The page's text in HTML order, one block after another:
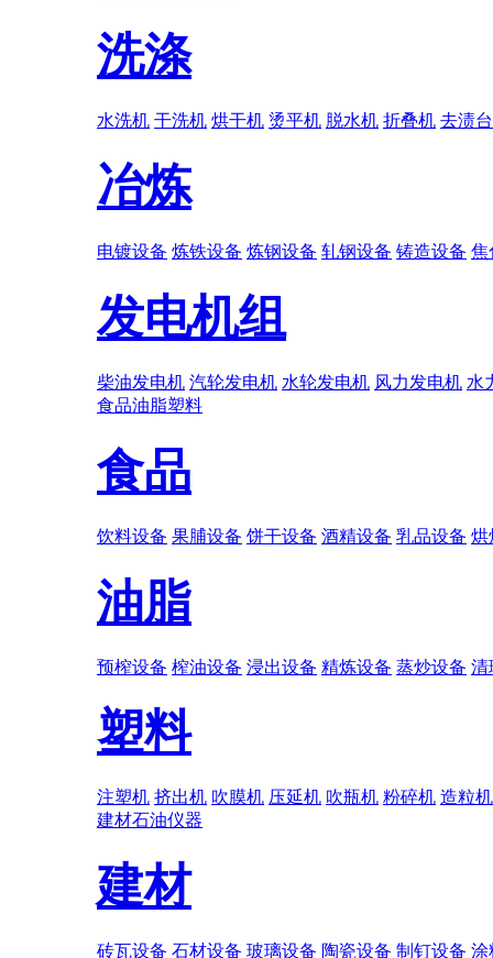
洗涤
水洗机 干洗机 烘干机 烫平机 脱水机 折叠机 去渍台
冶炼
电镀设备 炼铁设备 炼钢设备 轧钢设备 铸造设备 焦
发电机组
柴油发电机 汽轮发电机 水轮发电机 风力发电机 水
食品油脂塑料
食品
饮料设备 果脯设备 饼干设备 酒精设备 乳品设备 烘
油脂
预榨设备 榨油设备 浸出设备 精炼设备 蒸炒设备 清
塑料
注塑机 挤出机 吹膜机 压延机 吹瓶机 粉碎机 造粒机
建材石油仪器
建材
砖瓦设备 石材设备 玻璃设备 陶瓷设备 制钉设备 涂